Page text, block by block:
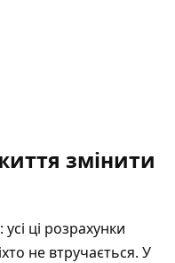
змінити
ці розрахунки
не втручається. У